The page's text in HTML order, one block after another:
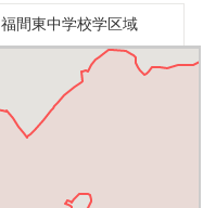
福間東中学校学区域